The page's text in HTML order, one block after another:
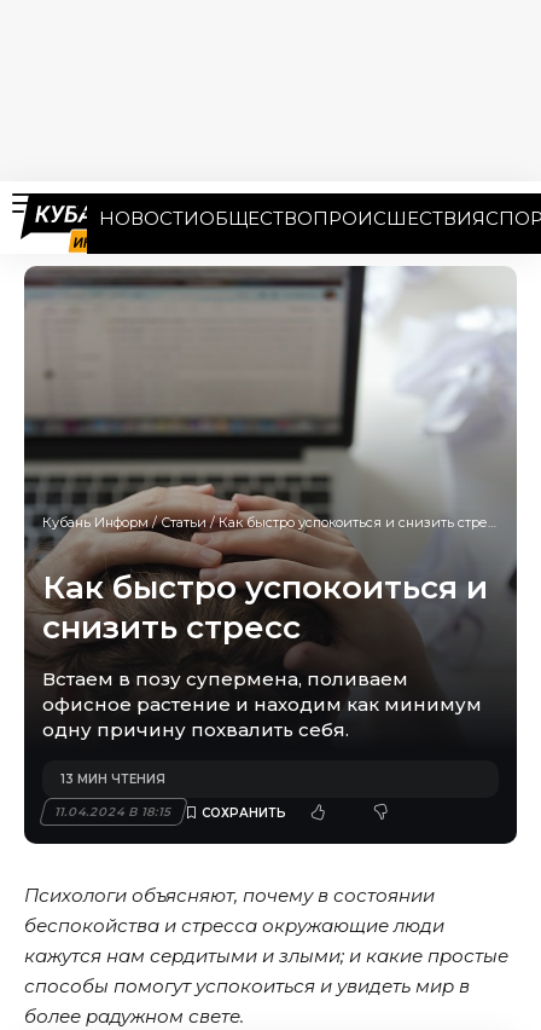
НОВОСТИОБЩЕСТВОПРОИСШЕСТВИЯ
Кубань Информ/Статьи/Как быстро успокоиться и снизить стресс
Как быстро успокоиться и
снизить стресс
Встаем в позу супермена, поливаем
офисное растение и находим как минимум
одну причину похвалить себя.
11.04.2024 В 18:15
13 МИН ЧТЕНИЯ
Психологи объясняют, почему в состоянии
беспокойства и стресса окружающие люди
кажутся нам сердитыми и злыми; и какие простые
способы помогут успокоиться и увидеть мир в
более радужном свете.